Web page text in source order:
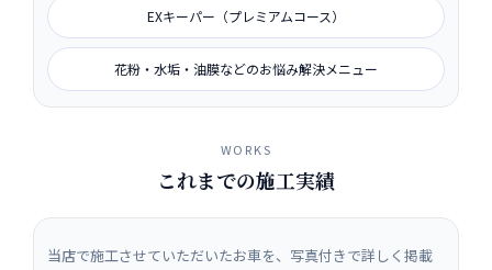
EXキーパー（プレミアムコース）
花粉・水垢・油膜などのお悩み解決メニュー
WORKS
これまでの施工実績
当店で施工させていただいたお車を、写真付きで詳しく掲載